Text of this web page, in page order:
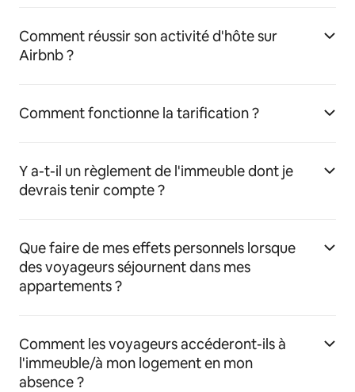
Comment réussir son activité d'hôte sur
Airbnb ?
Comment fonctionne la tarification ?
Y a-t-il un règlement de l'immeuble dont je
devrais tenir compte ?
Que faire de mes effets personnels lorsque
des voyageurs séjournent dans mes
appartements ?
Comment les voyageurs accéderont-ils à
l'immeuble/à mon logement en mon
absence ?